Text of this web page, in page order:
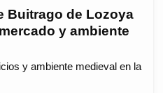
Buitrago de Lozoya
y ambiente
y ambiente medieval en la